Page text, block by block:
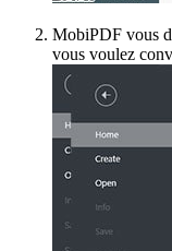
MobiPDF vous
vous voulez